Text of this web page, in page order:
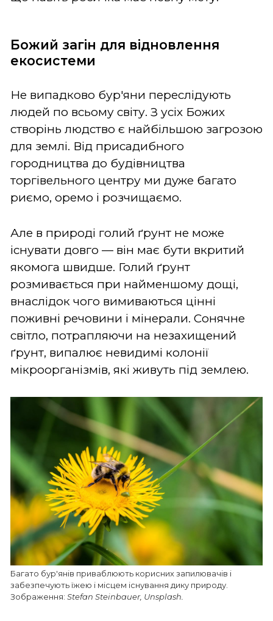
Божий загін для відновлення
екосистеми
Не випадково бур'яни переслідують
людей по всьому світу. З усіх Божих
створінь людство є найбільшою загрозою
для землі. Від присадибного
городництва до будівництва
торгівельного центру ми дуже багато
риємо, оремо і розчищаємо.
Але в природі голий ґрунт не може
існувати довго — він має бути вкритий
якомога швидше. Голий ґрунт
розмивається при найменшому дощі,
внаслідок чого вимиваються цінні
поживні речовини і мінерали. Сонячне
світло, потрапляючи на незахищений
ґрунт, випалює невидимі колонії
мікроорганізмів, які живуть під землею.
Багато бур'янів приваблюють корисних запилювачів і
забезпечують їжею і місцем існування дику природу.
Зображення: Stefan Steinbauer, Unsplash.